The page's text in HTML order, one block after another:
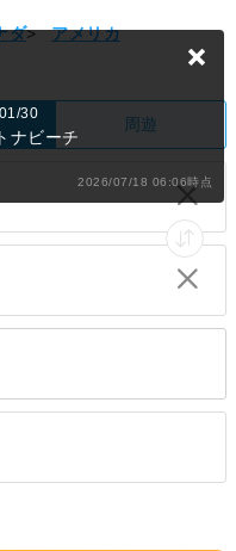
ダ>
アメリカ
周遊
30
ナビーチ
2026/07/18 06:06時点